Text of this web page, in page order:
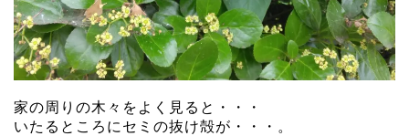
家の周りの木々をよく見ると・・・
いたるところにセミの抜け殻が・・・。